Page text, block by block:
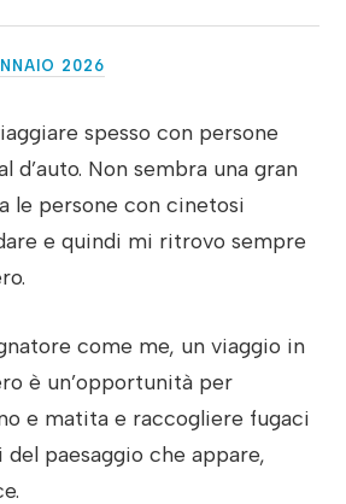
2026
spesso con persone
d’auto. Non sembra una gran
le persone con cinetosi
e quindi mi ritrovo sempre
come me, un viaggio in
è un’opportunità per
e matita e raccogliere fugaci
paesaggio che appare,